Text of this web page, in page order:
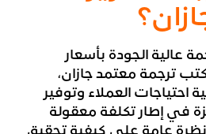
عالية الجودة بأسعار
ترجمة معتمد جازان،
احتياجات العملاء وتوفير
في إطار تكلفة معقولة
عامة على كيفية تحقيق